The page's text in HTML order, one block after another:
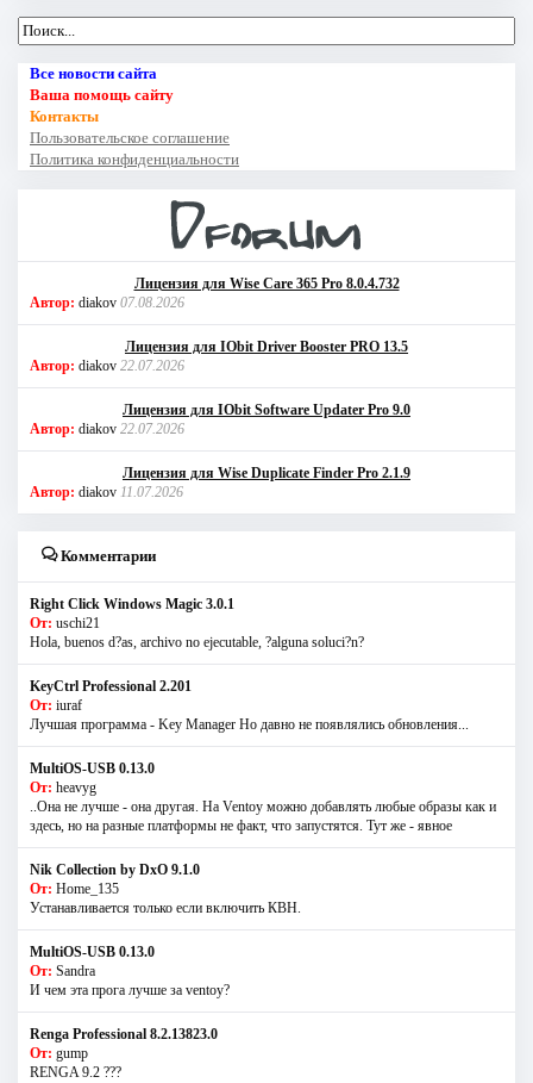
Все новости сайта
Ваша помощь сайту
Контакты
Пользовательское соглашение
Политика конфиденциальности
Лицензия для Wise Care 365 Pro 8.0.4.732
Автор: diakov 07.08.2026
Лицензия для IObit Driver Booster PRO 13.5
Автор: diakov 22.07.2026
Лицензия для IObit Software Updater Pro 9.0
Автор: diakov 22.07.2026
Лицензия для Wise Duplicate Finder Pro 2.1.9
Автор: diakov 11.07.2026
Комментарии
Right Click Windows Magic 3.0.1
От: uschi21
Hola, buenos d?as, archivo no ejecutable, ?alguna soluci?n?
KeyCtrl Professional 2.201
От: iuraf
Лучшая программа - Key Manager Но давно не появлялись обновления...
MultiOS-USB 0.13.0
От: heavyg
..Она не лучше - она другая. На Ventoy можно добавлять любые образы как и
здесь, но на разные платформы не факт, что запустятся. Тут же - явное
Nik Collection by DxO 9.1.0
От: Home_135
Устанавливается только если включить КВН.
MultiOS-USB 0.13.0
От: Sandra
И чем эта прога лучше за ventoy?
Renga Professional 8.2.13823.0
От: gump
RENGA 9.2 ???